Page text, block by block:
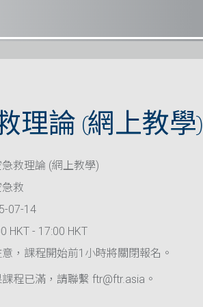
理論 (網上教學)
救理論 (網上教學)
救
07-14
HKT - 17:00 HKT
，課程開始前1小時將關閉報名。
程已滿，請聯繫 ftr@ftr.asia。